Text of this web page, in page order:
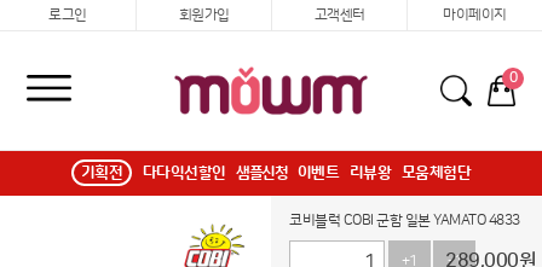
로그인 회원가입 고객센터 마이페이지
0
기획전 다다익선할인 샘플신청 이벤트 리뷰왕 모움체험단
코비블럭 COBI 군함 일본 YAMATO 4833
+1 -1
289,000원